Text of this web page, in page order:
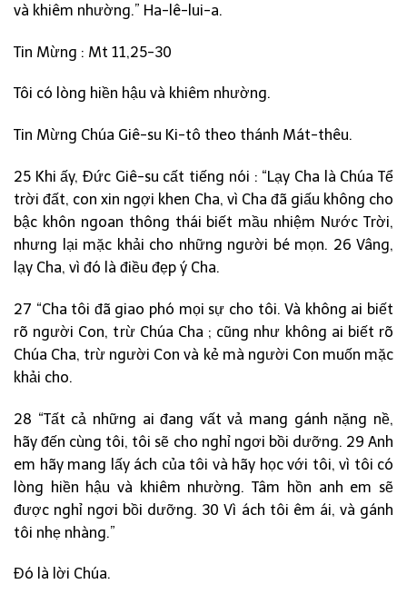
và khiêm nhường.” Ha-lê-lui-a.
Tin Mừng : Mt 11,25-30
Tôi có lòng hiền hậu và khiêm nhường.
Tin Mừng Chúa Giê-su Ki-tô theo thánh Mát-thêu.
25 Khi ấy, Đức Giê-su cất tiếng nói : “Lạy Cha là Chúa Tể
trời đất, con xin ngợi khen Cha, vì Cha đã giấu không cho
bậc khôn ngoan thông thái biết mầu nhiệm Nước Trời,
nhưng lại mặc khải cho những người bé mọn. 26 Vâng,
lạy Cha, vì đó là điều đẹp ý Cha.
27 “Cha tôi đã giao phó mọi sự cho tôi. Và không ai biết
rõ người Con, trừ Chúa Cha ; cũng như không ai biết rõ
Chúa Cha, trừ người Con và kẻ mà người Con muốn mặc
khải cho.
28 “Tất cả những ai đang vất vả mang gánh nặng nề,
hãy đến cùng tôi, tôi sẽ cho nghỉ ngơi bồi dưỡng. 29 Anh
em hãy mang lấy ách của tôi và hãy học với tôi, vì tôi có
lòng hiền hậu và khiêm nhường. Tâm hồn anh em sẽ
được nghỉ ngơi bồi dưỡng. 30 Vì ách tôi êm ái, và gánh
tôi nhẹ nhàng.”
Đó là lời Chúa.